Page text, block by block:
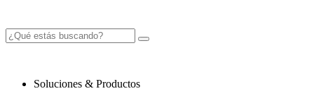
Soluciones & Productos